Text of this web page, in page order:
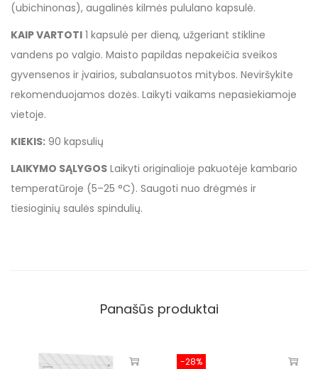
(ubichinonas), augalinės kilmės pululano kapsulė.
KAIP VARTOTI 1 kapsulė per dieną, užgeriant stikline
vandens po valgio. Maisto papildas nepakeičia sveikos
gyvensenos ir įvairios, subalansuotos mitybos. Neviršykite
rekomenduojamos dozės. Laikyti vaikams nepasiekiamoje
vietoje.
KIEKIS: 90 kapsulių
LAIKYMO SĄLYGOS Laikyti originalioje pakuotėje kambario
temperatūroje (5–25 °C). Saugoti nuo drėgmės ir
tiesioginių saulės spindulių.
Panašūs produktai
-28%